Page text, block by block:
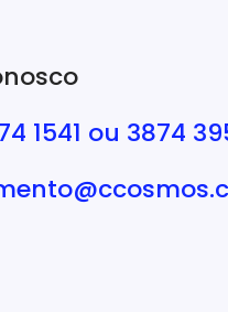
1541 ou 3874